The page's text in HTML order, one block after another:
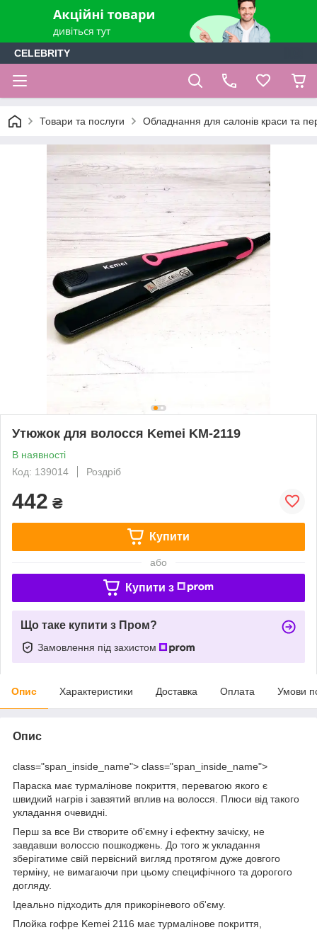
CELEBRITY
Товари та послуги Обладнання для салонів краси та
Утюжок для волосся Kemei KM-2119
В наявності
Код: 139014
Роздріб
442 ₴
Купити
або
Купити з
Що таке купити з Пром?
Замовлення під захистом
Опис Характеристики Доставка Оплата Умови
Опис
class="span_inside_name"> class="span_inside_name">
Параска має турмалінове покриття, перевагою якого є
швидкий нагрів і завзятий вплив на волосся. Плюси від такого
укладання очевидні.
Перш за все Ви створите об'ємну і ефектну зачіску, не
завдавши волоссю пошкоджень. До того ж укладання
зберігатиме свій первісний вигляд протягом дуже довгого
терміну, не вимагаючи при цьому специфічного та дорогого
догляду.
Ідеально підходить для прикоріневого об'єму.
Плойка гофре Kemei 2116 має турмалінове покриття,